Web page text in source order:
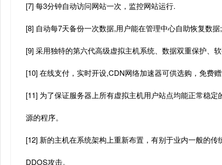
[7] 每3分钟自动访问网站一次，监控网站运行.
[8] 自动每7天备份一次数据,用户能在管理中心自助恢复数据;
[9] 采用独特的第六代高级虚拟主机系统、数据双重保护、
[10] 在线支付，实时开设,CDN网络加速器可供选购，免费
[11] 为了保证服务器上所有虚拟主机用户站点均能正常稳
源的程序。
[12] 新的主机在系统架构上重新布置，有别于业内一般的
DDOS攻击。